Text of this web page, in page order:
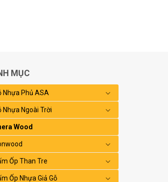
MỤC
Nhựa Phủ ASA
Nhựa Ngoài Trời
Wood
Ốp Than Tre
Ốp Nhựa Giả Gỗ